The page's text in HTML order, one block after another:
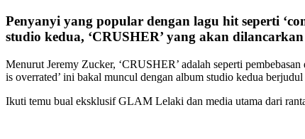
Penyanyi yang popular dengan lagu hit seperti
studio kedua, ‘CRUSHER’ yang akan
Menurut Jeremy Zucker, ‘CRUSHER’ adalah seperti
is overrated’ ini bakal muncul dengan album studio kedua
Ikuti temu bual eksklusif GLAM Lelaki dan media utama dari